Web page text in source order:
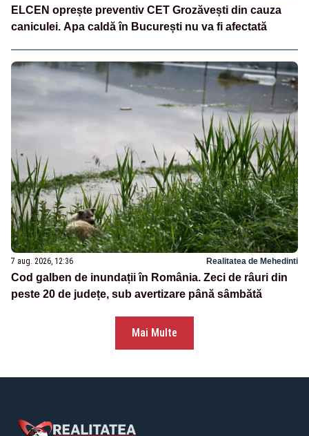
ELCEN oprește preventiv CET Grozăvești din cauza
caniculei. Apa caldă în București nu va fi afectată
7 aug. 2026, 12:36 Realitatea de Mehedinti
Cod galben de inundații în România. Zeci de râuri din
peste 20 de județe, sub avertizare până sâmbătă
Mai Multe